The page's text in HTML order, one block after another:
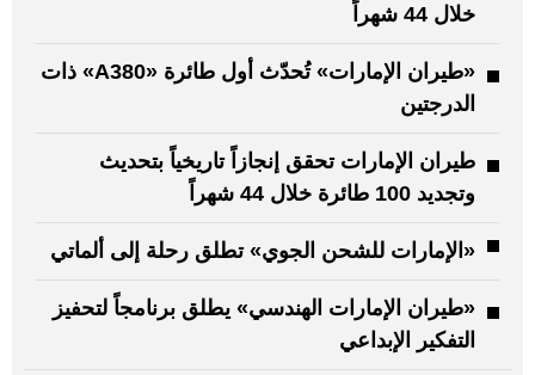
خلال 44 شهراً
«طيران الإمارات» تُحدّث أول طائرة «A380» ذات
الدرجتين
طيران الإمارات تحقق إنجازاً تاريخياً بتحديث
وتجديد 100 طائرة خلال 44 شهراً
«الإمارات للشحن الجوي» تطلق رحلة إلى ألماتي
«طيران الإمارات الهندسي» يطلق برنامجاً لتحفيز
التفكير الإبداعي